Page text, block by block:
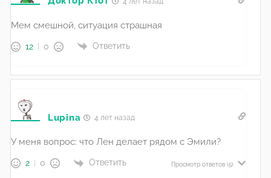
Мем смешной, ситуация страшная
12 0 Ответить
Lupina 4 лет назад
У меня вопрос: что Лен делает рядом с Эмили?
2 0 Ответить Просмотр ответов (5)